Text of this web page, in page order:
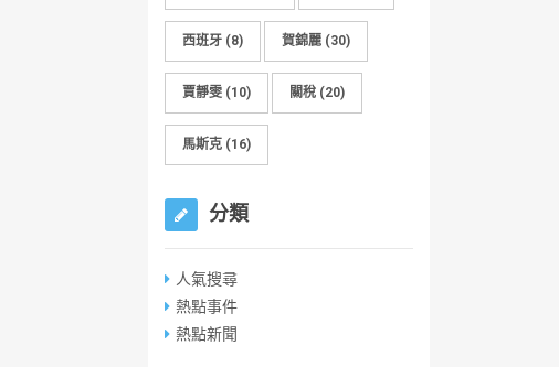
西班牙 (8) 賀錦麗 (30)
賈靜雯 (10) 關稅 (20)
馬斯克 (16)
分類
人氣搜尋
熱點事件
熱點新聞